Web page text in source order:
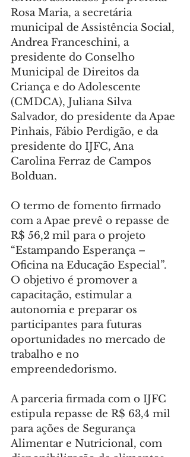
Rosa Maria, a secretária
municipal de Assistência Social,
Andrea Franceschini, a
presidente do Conselho
Municipal de Direitos da
Criança e do Adolescente
(CMDCA), Juliana Silva
Salvador, do presidente da Apae
Pinhais, Fábio Perdigão, e da
presidente do IJFC, Ana
Carolina Ferraz de Campos
Bolduan.
O termo de fomento firmado
com a Apae prevê o repasse de
R$ 56,2 mil para o projeto
“Estampando Esperança –
Oficina na Educação Especial”.
O objetivo é promover a
capacitação, estimular a
autonomia e preparar os
participantes para futuras
oportunidades no mercado de
trabalho e no
empreendedorismo.
A parceria firmada com o IJFC
estipula repasse de R$ 63,4 mil
para ações de Segurança
Alimentar e Nutricional, com